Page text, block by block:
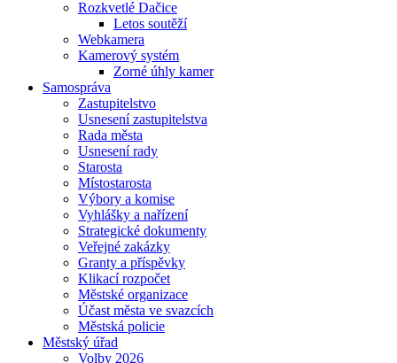
Rozkvetlé Dačice
Letos soutěží
Webkamera
Kamerový systém
Zorné úhly kamer
Samospráva
Zastupitelstvo
Usnesení zastupitelstva
Rada města
Usnesení rady
Starosta
Místostarosta
Výbory a komise
Vyhlášky a nařízení
Strategické dokumenty
Veřejné zakázky
Granty a příspěvky
Klikací rozpočet
Městské organizace
Účast města ve svazcích
Městská policie
Městský úřad
Volby 2026